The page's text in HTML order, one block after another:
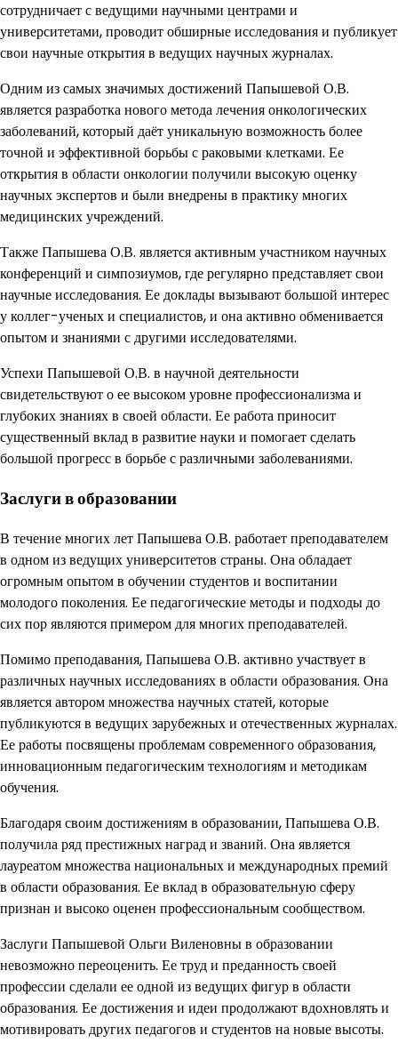
сотрудничает с ведущими научными центрами и
университетами, проводит обширные исследования и публикует
свои научные открытия в ведущих научных журналах.
Одним из самых значимых достижений Папышевой О.В.
является разработка нового метода лечения онкологических
заболеваний, который даёт уникальную возможность более
точной и эффективной борьбы с раковыми клетками. Ее
открытия в области онкологии получили высокую оценку
научных экспертов и были внедрены в практику многих
медицинских учреждений.
Также Папышева О.В. является активным участником научных
конференций и симпозиумов, где регулярно представляет свои
научные исследования. Ее доклады вызывают большой интерес
у коллег-ученых и специалистов, и она активно обменивается
опытом и знаниями с другими исследователями.
Успехи Папышевой О.В. в научной деятельности
свидетельствуют о ее высоком уровне профессионализма и
глубоких знаниях в своей области. Ее работа приносит
существенный вклад в развитие науки и помогает сделать
большой прогресс в борьбе с различными заболеваниями.
Заслуги в образовании
В течение многих лет Папышева О.В. работает преподавателем
в одном из ведущих университетов страны. Она обладает
огромным опытом в обучении студентов и воспитании
молодого поколения. Ее педагогические методы и подходы до
сих пор являются примером для многих преподавателей.
Помимо преподавания, Папышева О.В. активно участвует в
различных научных исследованиях в области образования. Она
является автором множества научных статей, которые
публикуются в ведущих зарубежных и отечественных журналах.
Ее работы посвящены проблемам современного образования,
инновационным педагогическим технологиям и методикам
обучения.
Благодаря своим достижениям в образовании, Папышева О.В.
получила ряд престижных наград и званий. Она является
лауреатом множества национальных и международных премий
в области образования. Ее вклад в образовательную сферу
признан и высоко оценен профессиональным сообществом.
Заслуги Папышевой Ольги Виленовны в образовании
невозможно переоценить. Ее труд и преданность своей
профессии сделали ее одной из ведущих фигур в области
образования. Ее достижения и идеи продолжают вдохновлять и
мотивировать других педагогов и студентов на новые высоты.